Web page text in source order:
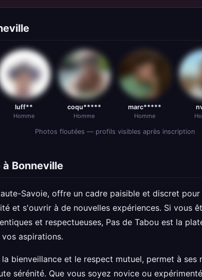
luff**
Homme
coqu*****
Homme
marc*****
Homme
Photos floutées — profils visibles après inscription
Bonneville
Savoie, offre un cadre paisible et discret
et s'ouvrir à de nouvelles expériences. Si vous
et respectueuses, Pas de Tabou est la
aspirations.
bienveillance et le respect mutuel, permet à ses
sérénité. Que vous soyez novice ou